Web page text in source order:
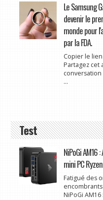
Le Samsung
devenir le
monde pour
par la FDA.
Copier le lien
Partagez cet
...
Test
NiPoGi AM16
mini PC Ryzen
Fatigué des
NiPoGi AM16